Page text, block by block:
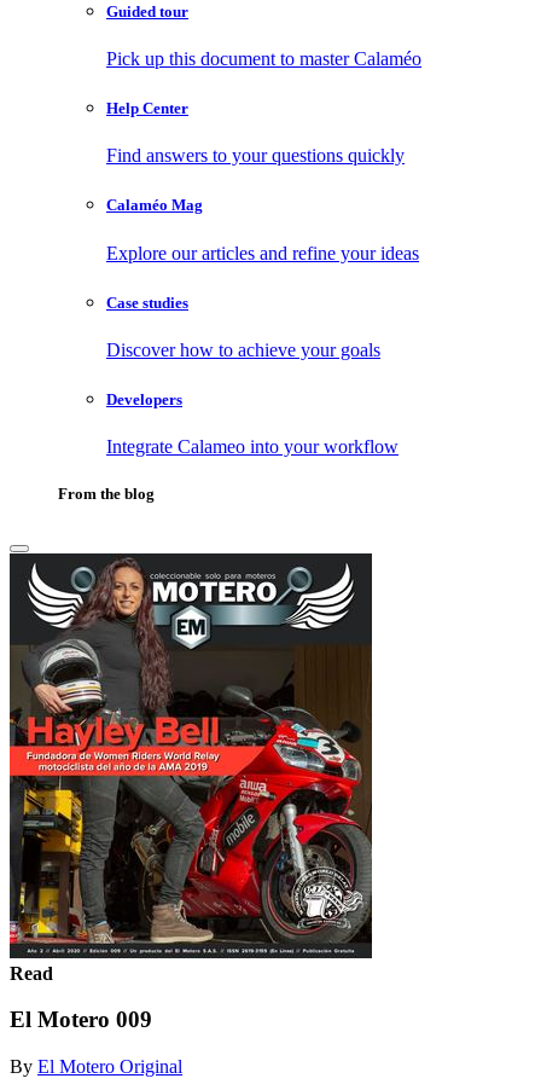
Guided tour
Pick up this document to master Calaméo
Help Center
Find answers to your questions quickly
Calaméo Mag
Explore our articles and refine your ideas
Case studies
Discover how to achieve your goals
Developers
Integrate Calameo into your workflow
From the blog
Read
El Motero 009
By El Motero Original